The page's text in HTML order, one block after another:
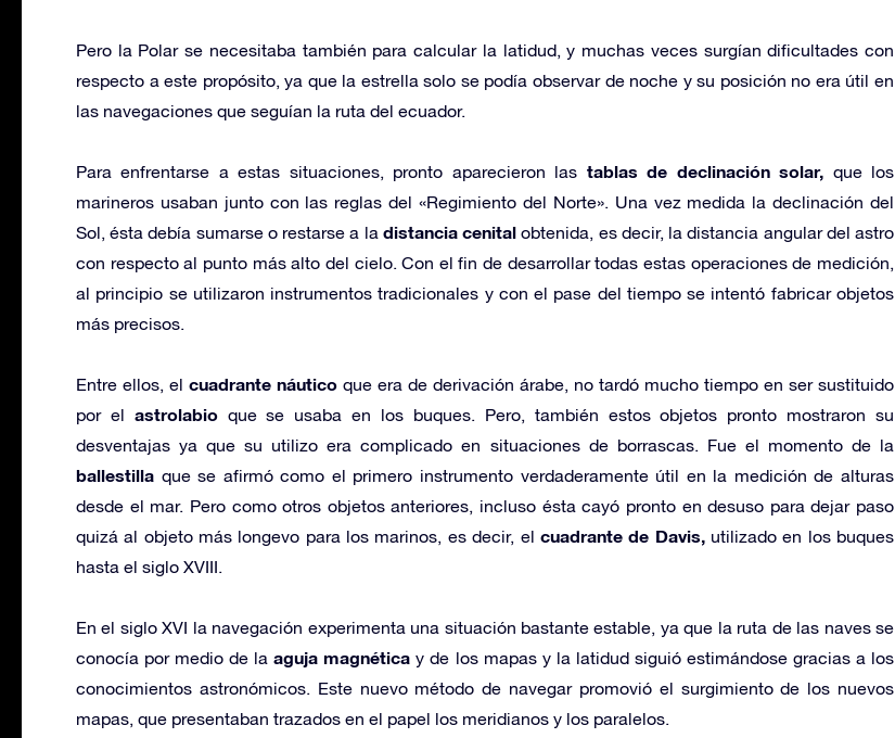
Pero la Polar se necesitaba también para calcular la latidud, y muchas veces surgían dificultades con
respecto a este propósito, ya que la estrella solo se podía observar de noche y su posición no era útil en
las navegaciones que seguían la ruta del ecuador.
Para enfrentarse a estas situaciones, pronto aparecieron las tablas de declinación solar, que los
marineros usaban junto con las reglas del «Regimiento del Norte». Una vez medida la declinación del
Sol, ésta debía sumarse o restarse a la distancia cenital obtenida, es decir, la distancia angular del astro
con respecto al punto más alto del cielo. Con el fin de desarrollar todas estas operaciones de medición,
al principio se utilizaron instrumentos tradicionales y con el pase del tiempo se intentó fabricar objetos
más precisos.
Entre ellos, el cuadrante náutico que era de derivación árabe, no tardó mucho tiempo en ser sustituido
por el astrolabioque se usaba en los buques. Pero, también estos objetos pronto mostraron su
desventajas ya que su utilizo era complicado en situaciones de borrascas. Fue el momento de la
ballestilla que se afirmó como el primero instrumento verdaderamente útil en la medición de alturas
desde el mar. Pero como otros objetos anteriores, incluso ésta cayó pronto en desuso para dejar paso
quizá al objeto más longevo para los marinos, es decir, el cuadrante de Davis,utilizado en los buques
hasta el siglo XVIII.
En el siglo XVI la navegación experimenta una situación bastante estable, ya que la ruta de las naves se
conocía por medio de la aguja magnética y de los mapas y la latidud siguió estimándose gracias a los
conocimientos astronómicos. Este nuevo método de navegar promovió el surgimiento de los nuevos
mapas, que presentaban trazados en el papel los meridianos y los paralelos.